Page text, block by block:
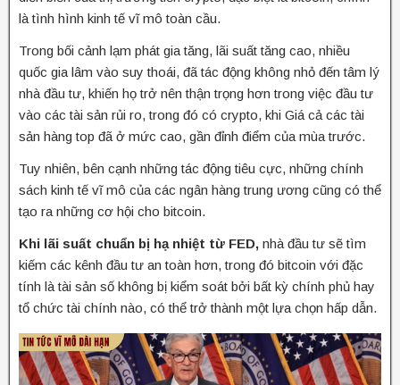
là tình hình kinh tế vĩ mô toàn cầu.
Trong bối cảnh lạm phát gia tăng, lãi suất tăng cao, nhiều
quốc gia lâm vào suy thoái, đã tác động không nhỏ đến tâm lý
nhà đầu tư, khiến họ trở nên thận trọng hơn trong việc đầu tư
vào các tài sản rủi ro, trong đó có crypto, khi Giá cả các tài
sản hàng top đã ở mức cao, gần đỉnh điểm của mùa trước.
Tuy nhiên, bên cạnh những tác động tiêu cực, những chính
sách kinh tế vĩ mô của các ngân hàng trung ương cũng có thể
tạo ra những cơ hội cho bitcoin.
Khi lãi suất chuẩn bị hạ nhiệt từ FED, nhà đầu tư sẽ tìm
kiếm các kênh đầu tư an toàn hơn, trong đó bitcoin với đặc
tính là tài sản số không bị kiểm soát bởi bất kỳ chính phủ hay
tổ chức tài chính nào, có thể trở thành một lựa chọn hấp dẫn.